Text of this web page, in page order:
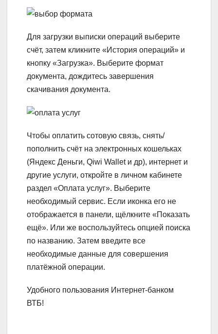
Для загрузки выписки операций выберите
счёт, затем кликните «История операций» и
кнопку «Загрузка». Выберите формат
документа, дождитесь завершения
скачивания документа.
Чтобы оплатить сотовую связь, снять/
пополнить счёт на электронных кошельках
(Яндекс Деньги, Qiwi Wallet и др), интернет и
другие услуги, откройте в личном кабинете
раздел «Оплата услуг». Выберите
необходимый сервис. Если иконка его не
отображается в панели, щёлкните «Показать
ещё». Или же воспользуйтесь опцией поиска
по названию. Затем введите все
необходимые данные для совершения
платёжной операции.
Удобного пользования Интернет-банком
ВТБ!